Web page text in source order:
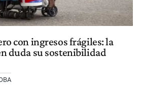
con ingresos frágiles: la
duda su sostenibilidad